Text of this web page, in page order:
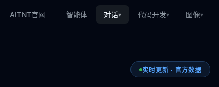
AITNT官网 智能体 对话▾ 代码开发▾ 图像▾
实时更新 · 官方数据